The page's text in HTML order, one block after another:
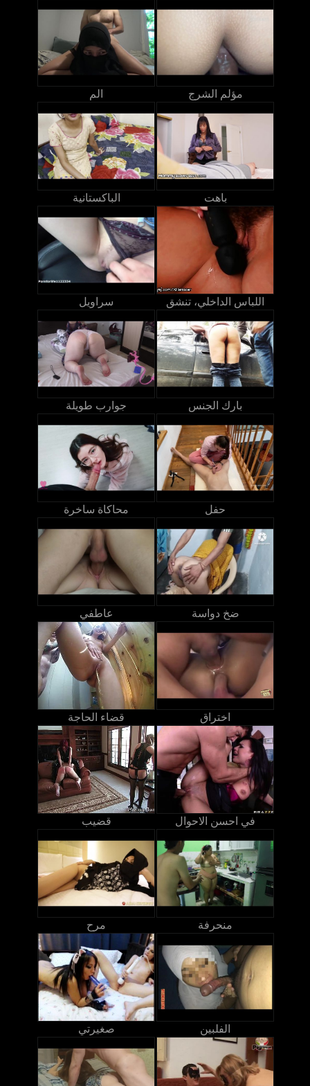
الم مؤلم الشرج
الباكستانية باهت
سراويل اللباس الداخلي، تنشق
جوارب طويلة بارك الجنس
محاكاة ساخرة حفل
عاطفي ضخ دواسة
قضاء الحاجة اختراق
قضيب في احسن الاحوال
مرح منحرفة
صغيرتي الفلبين